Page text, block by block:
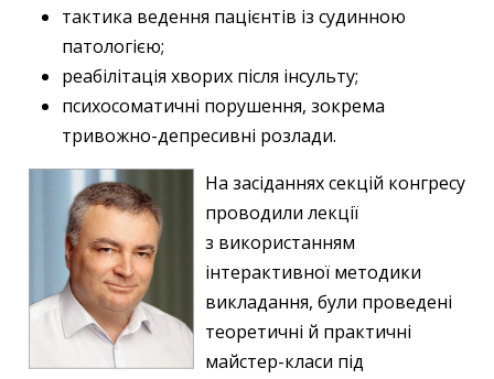
тактика ведення пацієнтів із судинною
патологією;
реабілітація хворих після інсульту;
психосоматичні порушення, зокрема
тривожно-депресивні розлади.
На засіданнях секцій конгресу
проводили лекції
з використанням
інтерактивної методики
викладання, були проведені
теоретичні й практичні
майстер-класи під